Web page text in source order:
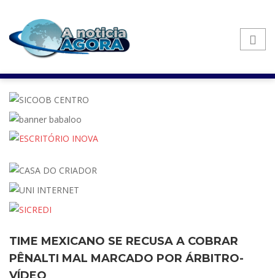
TIME MEXICANO SE RECUSA A COBRAR
PÊNALTI MAL MARCADO POR ÁRBITRO-
VÍDEO